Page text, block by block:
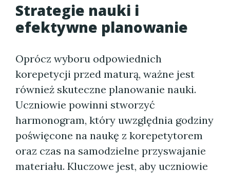
Strategie nauki i
efektywne planowanie
Oprócz wyboru odpowiednich
korepetycji przed maturą, ważne jest
również skuteczne planowanie nauki.
Uczniowie powinni stworzyć
harmonogram, który uwzględnia godziny
poświęcone na naukę z korepetytorem
oraz czas na samodzielne przyswajanie
materiału. Kluczowe jest, aby uczniowie